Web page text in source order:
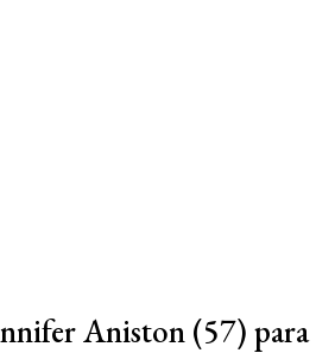
Aniston (57) para